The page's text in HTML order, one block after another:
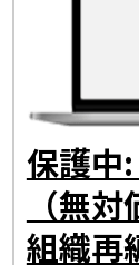
保護中
（無
組織再